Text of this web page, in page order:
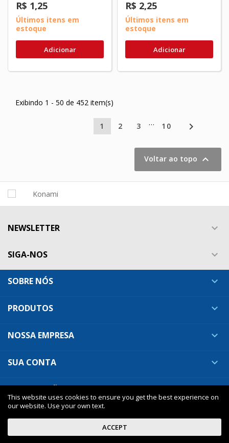
R$ 1,25
Últimos itens em
estoque
Adicionar
R$ 2,25
Últimos itens em
estoque
Adicionar
Exibindo 1 - 50 de 452 item(s)
1 2 3 … 10 
Voltar ao topo 
NEWSLETTER 
SIGA-NOS 
SOBRE NÓS 
PRODUTOS 
NOSSA EMPRESA 
SUA CONTA 
Nuveo - premium Prestashop theme
This website uses cookies to ensure you get the best experience on
our website. Use your own text.
ACCEPT